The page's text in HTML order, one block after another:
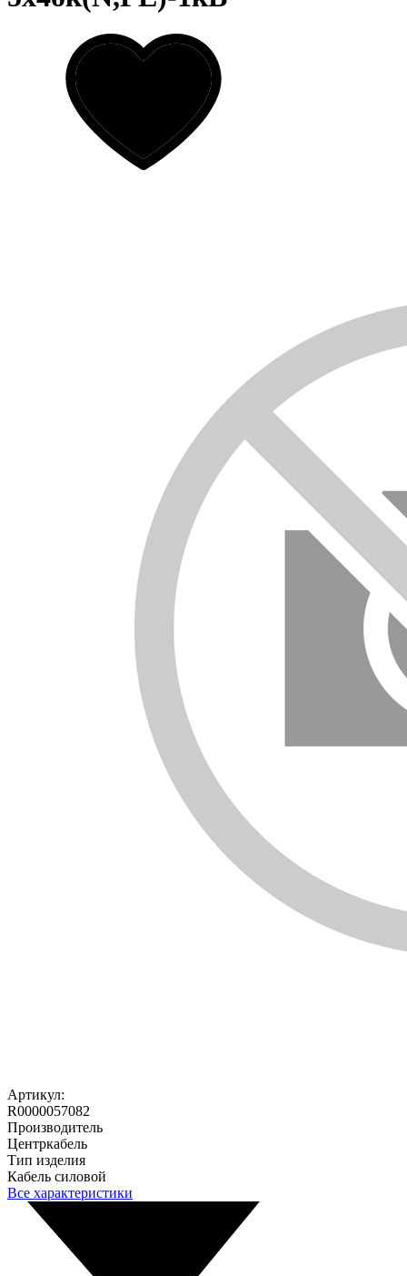
Артикул:
R0000057082
Производитель
Центркабель
Тип изделия
Кабель силовой
Все характеристики